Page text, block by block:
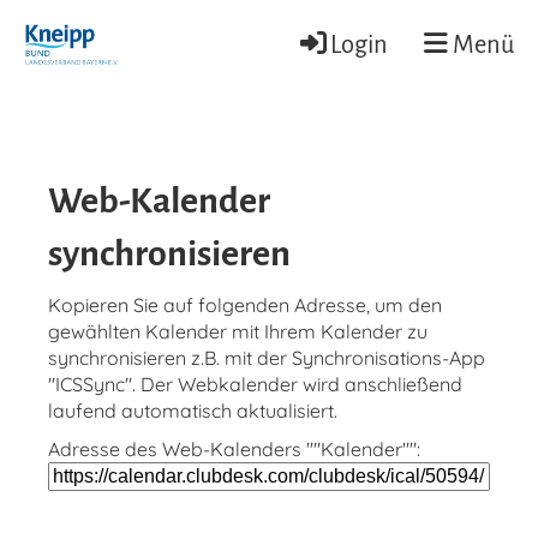
Login Menü
Web-Kalender
synchronisieren
Kopieren Sie auf folgenden Adresse, um den
gewählten Kalender mit Ihrem Kalender zu
synchronisieren z.B. mit der Synchronisations-App
"ICSSync". Der Webkalender wird anschließend
laufend automatisch aktualisiert.
Adresse des Web-Kalenders ""Kalender"":